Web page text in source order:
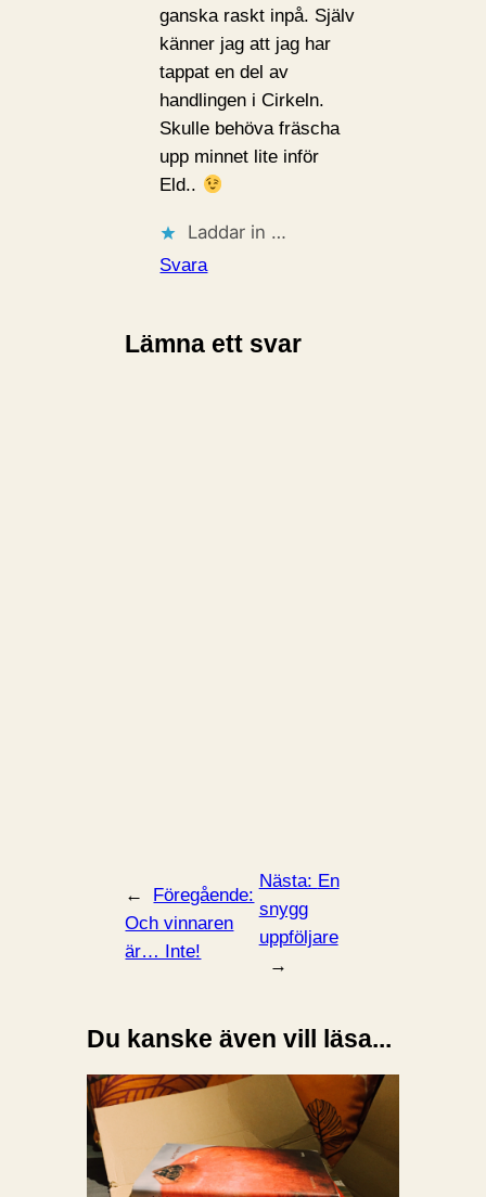
ganska raskt inpå. Själv
känner jag att jag har
tappat en del av
handlingen i Cirkeln.
Skulle behöva fräscha
upp minnet lite inför
Eld..
Laddar in …
Svara
Lämna ett svar
←
Föregående:
Och vinnaren
är… Inte!
Nästa: En
snygg
uppföljare
→
Du kanske även vill läsa...